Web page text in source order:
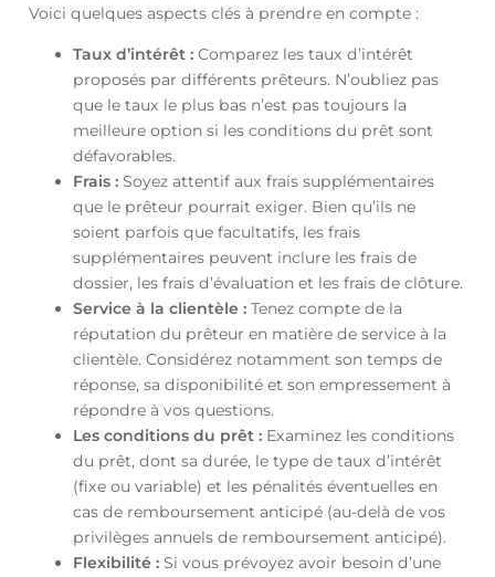
Voici quelques aspects clés à prendre en compte :
Taux d’intérêt :Comparez les taux d’intérêt
proposés par différents prêteurs. N’oubliez pas
que le taux le plus bas n’est pas toujours la
meilleure option si les conditions du prêt sont
défavorables.
Frais :Soyez attentif aux frais supplémentaires
que le prêteur pourrait exiger. Bien qu’ils ne
soient parfois que facultatifs, les frais
supplémentaires peuvent inclure les frais de
dossier, les frais d’évaluation et les frais de clôture.
Service à la clientèle :Tenez compte de la
réputation du prêteur en matière de service à la
clientèle. Considérez notamment son temps de
réponse, sa disponibilité et son empressement à
répondre à vos questions.
Les conditions du prêt :Examinez les conditions
du prêt, dont sa durée, le type de taux d’intérêt
(fixe ou variable) et les pénalités éventuelles en
cas de remboursement anticipé (au-delà de vos
privilèges annuels de remboursement anticipé).
Flexibilité :Si vous prévoyez avoir besoin d’une